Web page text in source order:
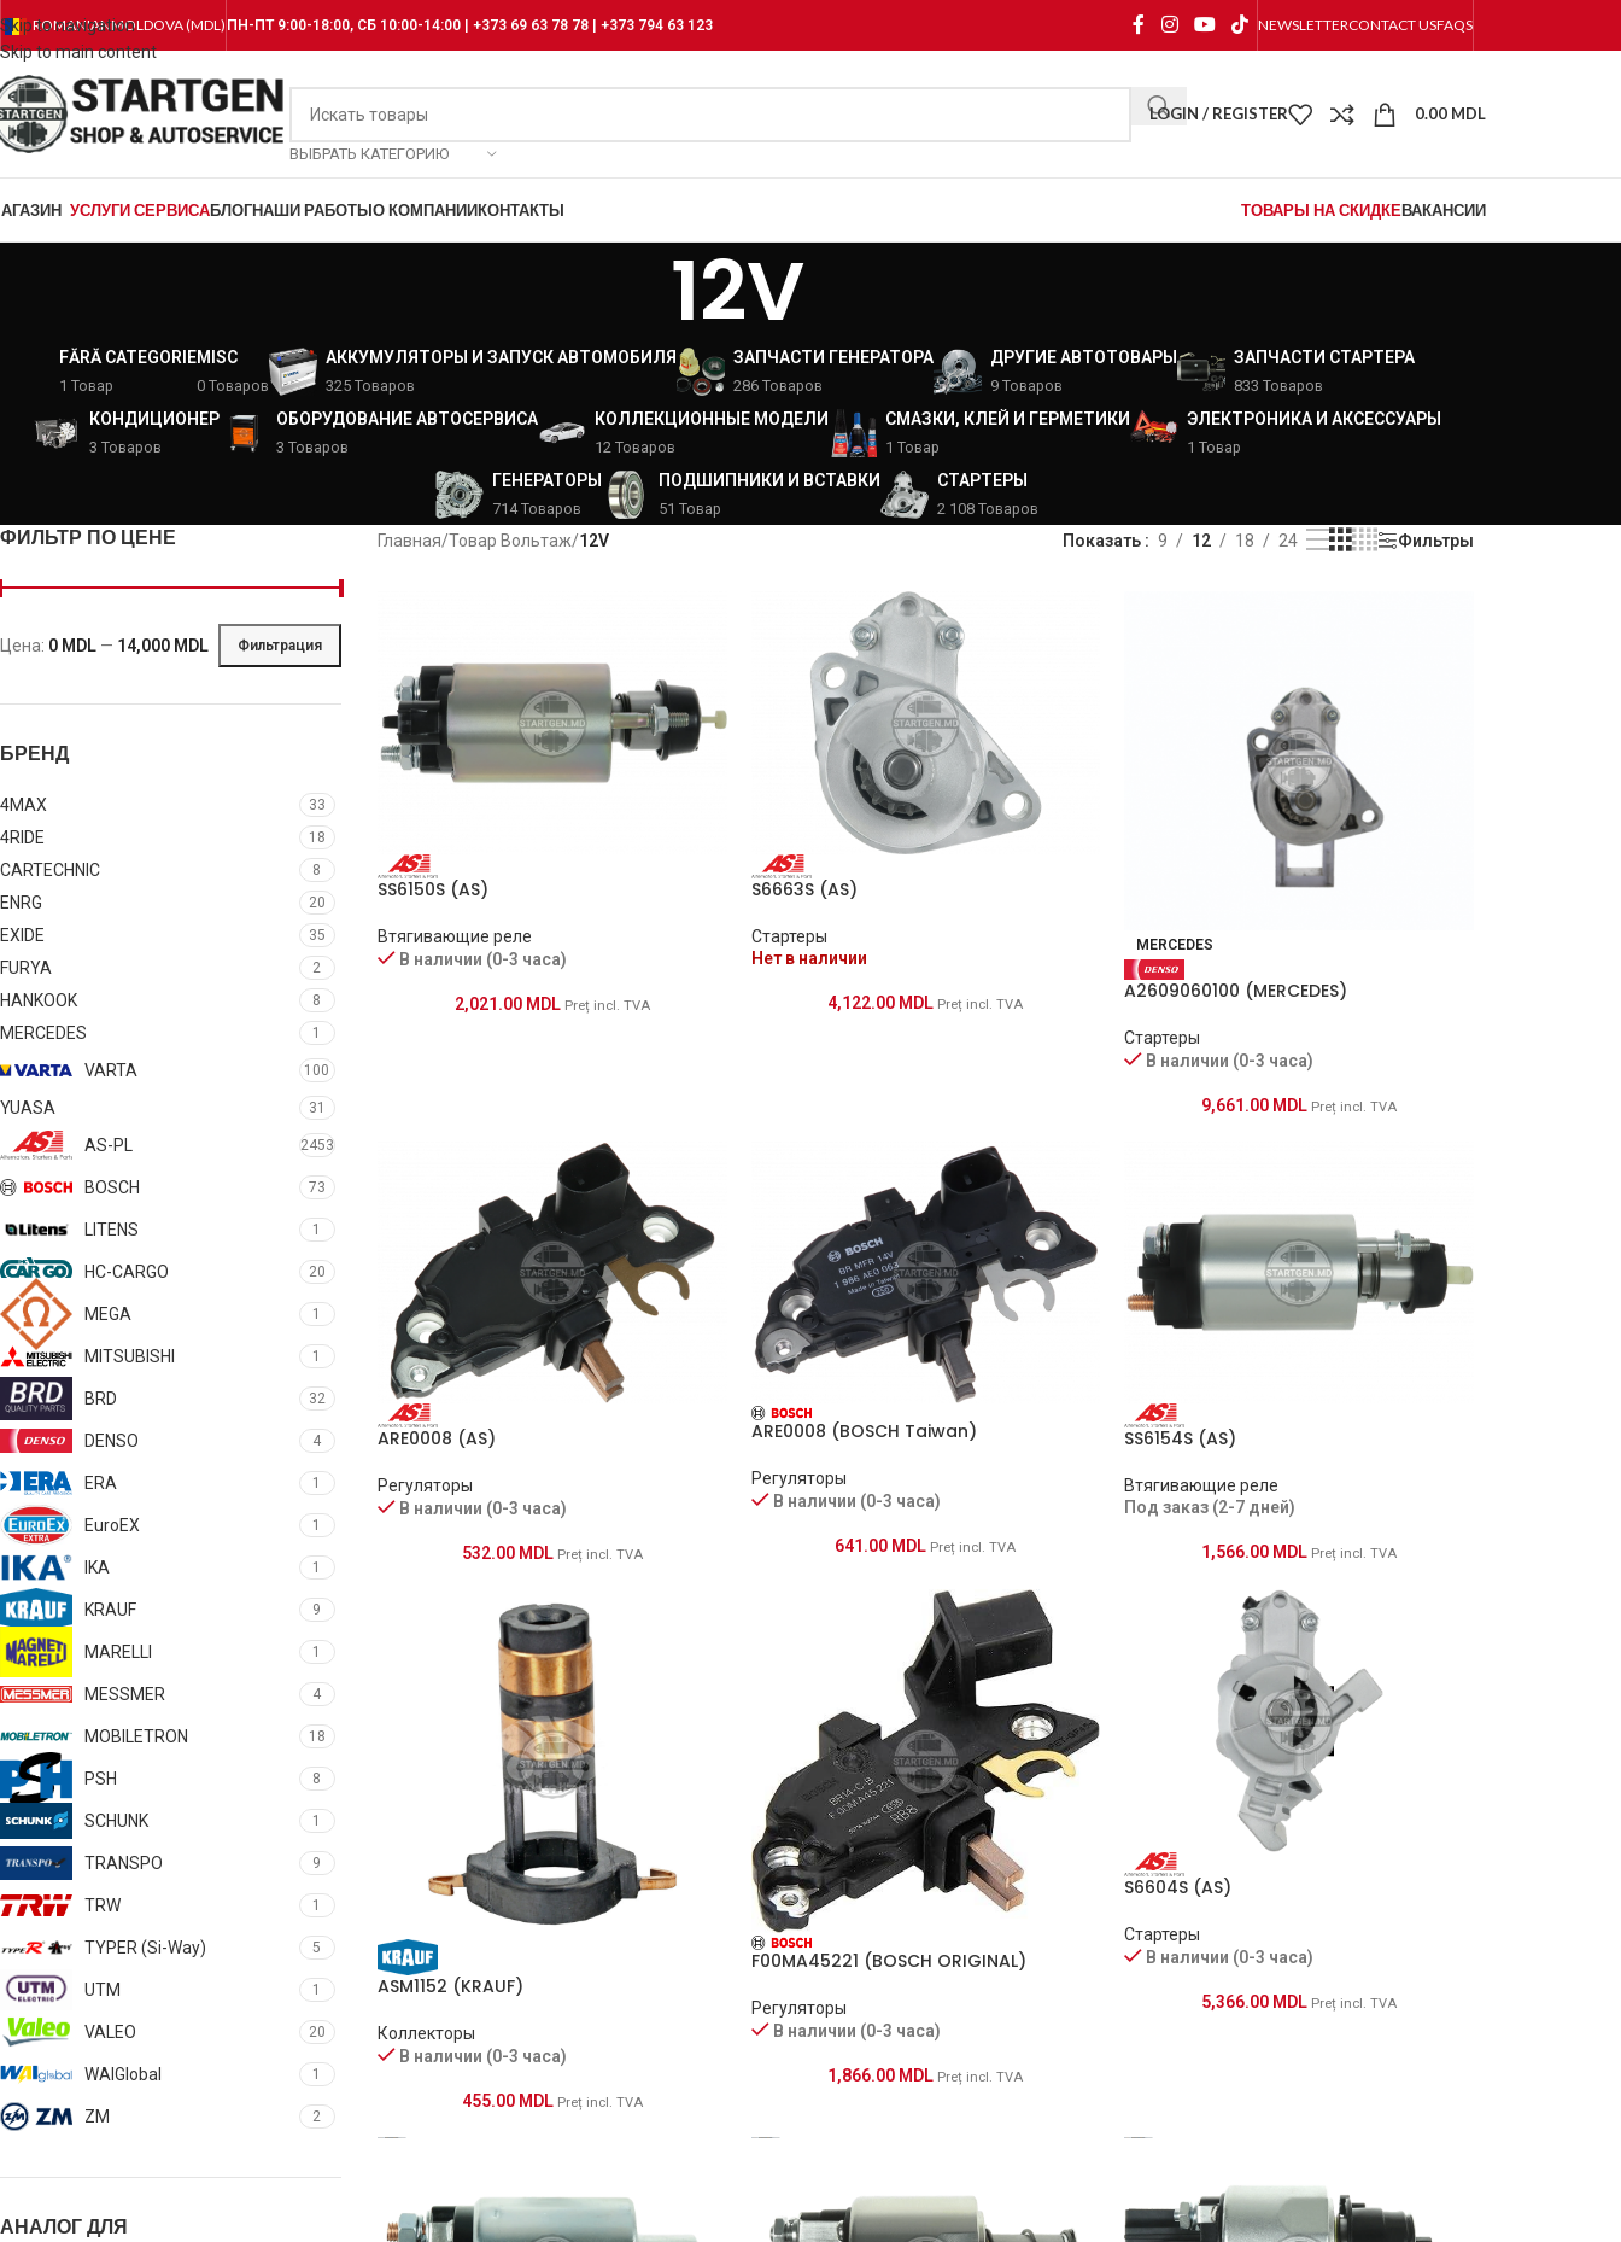
Skip to navigation
Skip to main content
ROMANIANMOLDOVA (MDL) ПН-ПТ 9:00-18:00, СБ 10:00-14:00 | +373 69 63 78 78 | +373 794 63 123 NEWSLETTERCONTACT USFAQS
ВЫБРАТЬ КАТЕГОРИЮ
LOGIN / REGISTER 0.00 MDL
УСЛУГИ СЕРВИСАБЛОГНАШИ РАБОТЫО КОМПАНИИКОНТАКТЫ ТОВАРЫ НА СКИДКЕВАКАНСИИ
12V
FĂRĂ CATEGORIE
1 Товар
MISC
0 Товаров
АККУМУЛЯТОРЫ И ЗАПУСК АВТОМОБИЛЯ
325 Товаров
ЗАПЧАСТИ ГЕНЕРАТОРА
286 Товаров
ДРУГИЕ АВТОТОВАРЫ
9 Товаров
ЗАПЧАСТИ СТАРТЕРА
833 Товаров
КОНДИЦИОНЕР
3 Товаров
ОБОРУДОВАНИЕ АВТОСЕРВИСА
3 Товаров
КОЛЛЕКЦИОННЫЕ МОДЕЛИ
12 Товаров
СМАЗКИ, КЛЕЙ И ГЕРМЕТИКИ
1 Товар
ЭЛЕКТРОНИКА И АКСЕССУАРЫ
1 Товар
ГЕНЕРАТОРЫ
714 Товаров
ПОДШИПНИКИ И ВСТАВКИ
51 Товар
СТАРТЕРЫ
2 108 Товаров
ФИЛЬТР ПО ЦЕНЕ
Фильтрация
Цена: 0 MDL — 14,000 MDL
БРЕНД
4MAX 33
4RIDE 18
CARTECHNIC 8
ENRG 20
EXIDE 35
FURYA 2
HANKOOK 8
MERCEDES 1
VARTA 100
YUASA 31
AS-PL 2453
BOSCH 73
LITENS 1
HC-CARGO 20
MEGA 1
MITSUBISHI 1
BRD 32
DENSO 4
ERA 1
EuroEX 1
IKA 1
KRAUF 9
MARELLI 1
MESSMER 4
MOBILETRON 18
PSH 8
SCHUNK 1
TRANSPO 9
TRW 1
TYPER (Si-Way) 5
UTM 1
VALEO 20
WAIGlobal 1
ZM 2
АНАЛОГ ДЛЯ
Главная/Товар Вольтаж/12V Показать 9 12 18 24 Фильтры
SS6150S (AS)
Втягивающие реле
В наличии (0-3 часа)
2,021.00 MDL Preț incl. TVA
S6663S (AS)
Стартеры
Нет в наличии
4,122.00 MDL Preț incl. TVA
MERCEDES
A2609060100 (MERCEDES)
Стартеры
В наличии (0-3 часа)
9,661.00 MDL Preț incl. TVA
ARE0008 (AS)
Регуляторы
В наличии (0-3 часа)
532.00 MDL Preț incl. TVA
ARE0008 (BOSCH Taiwan)
Регуляторы
В наличии (0-3 часа)
641.00 MDL Preț incl. TVA
SS6154S (AS)
Втягивающие реле
Под заказ (2-7 дней)
1,566.00 MDL Preț incl. TVA
ASM1152 (KRAUF)
Коллекторы
В наличии (0-3 часа)
455.00 MDL Preț incl. TVA
F00MA45221 (BOSCH ORIGINAL)
Регуляторы
В наличии (0-3 часа)
1,866.00 MDL Preț incl. TVA
S6604S (AS)
Стартеры
В наличии (0-3 часа)
5,366.00 MDL Preț incl. TVA